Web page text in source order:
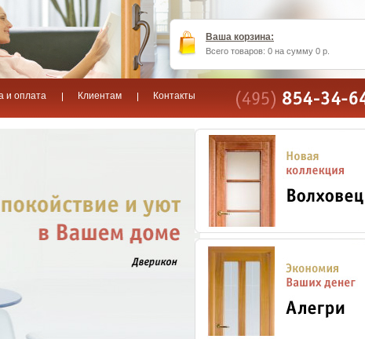
Ваша корзина:
Всего товаров: 0 на сумму 0 р.
и оплата Клиентам Контакты